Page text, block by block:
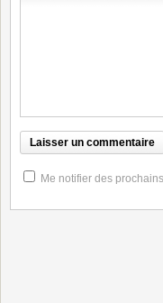
Me notifier des